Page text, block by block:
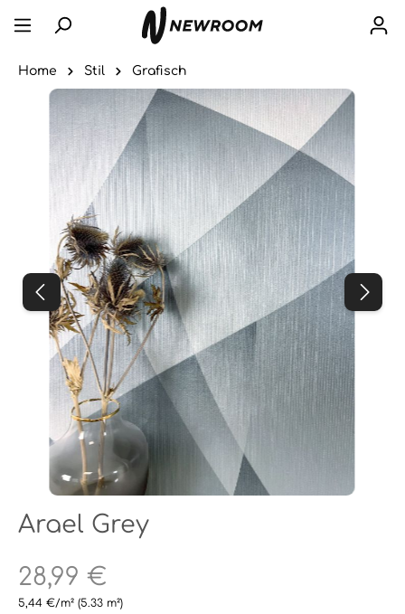
Home Stil Grafisch
Arael Grey
28,99 €
5,44 €/m² (5.33 m²)